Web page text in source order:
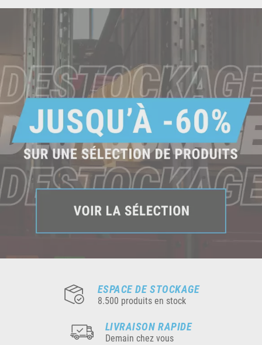
ESPACE DE STOCKAGE
8.500 produits en stock
LIVRAISON RAPIDE
Demain chez vous